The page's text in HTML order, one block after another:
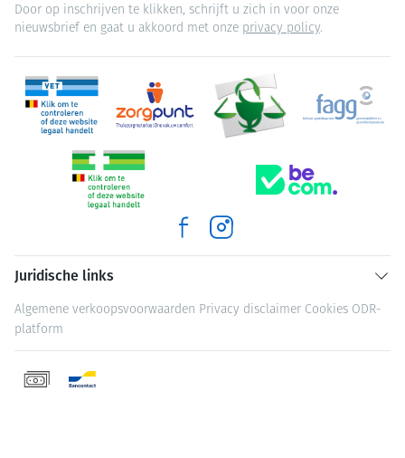
Door op inschrijven te klikken, schrijft u zich in voor onze
nieuwsbrief en gaat u akkoord met onze privacy policy.
Juridische links
Algemene verkoopsvoorwaarden Privacy disclaimer Cookies ODR-
platform